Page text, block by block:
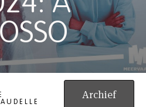
A KABÁ & OSSO
Archief